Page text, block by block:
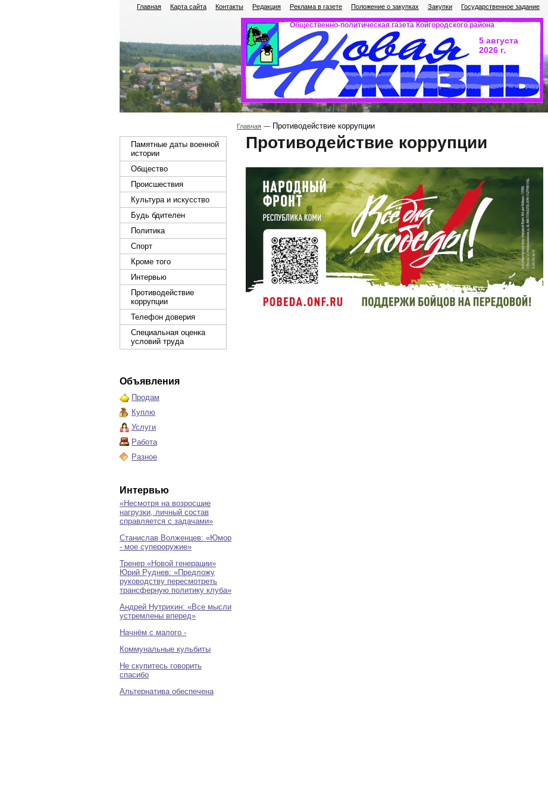
Главная Карта сайта Контакты Редакция Реклама в газете Положение о закупках Закупки Государственное задание
Общественно-политическая газета Койгородского района
5 августа
2026 г.
Памятные даты военной
истории
Общество
Происшествия
Культура и искусство
Будь бдителен
Политика
Спорт
Кроме того
Интервью
Противодействие
коррупции
Телефон доверия
Специальная оценка
условий труда
Объявления
Продам
Куплю
Услуги
Работа
Разное
Интервью
«Несмотря на возросшие
нагрузки, личный состав
справляется с задачами»
Станислав Волженцев: «Юмор
- мое супероружие»
Тренер «Новой генерации»
Юрий Руднев: «Предложу
руководству пересмотреть
трансферную политику клуба»
Андрей Нутрихин: «Все мысли
устремлены вперед»
Начнём с малого -
Коммунальные кульбиты
Не скупитесь говорить
спасибо
Альтернатива обеспечена
Главная Противодействие коррупции
Противодействие коррупции